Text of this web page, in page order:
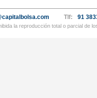
Tlf: 91
la reproducción total o parcial de